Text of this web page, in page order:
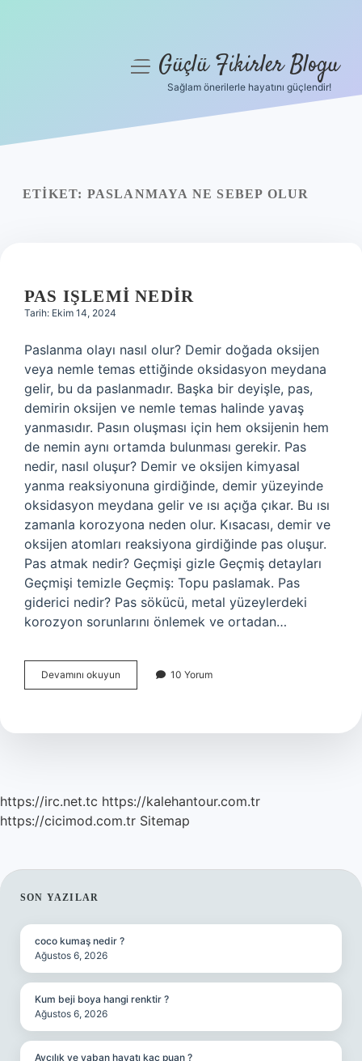
Yasal Uyarı
menüyüGüçlü Fikirler Blogu
Sağlam önerilerle hayatını güçlendir!
ETIKET: PASLANMAYA NE SEBEP OLUR
PAS IŞLEMI NEDIR
Tarih: Ekim 14, 2024
Paslanma olayı nasıl olur? Demir doğada oksijen
veya nemle temas ettiğinde oksidasyon meydana
gelir, bu da paslanmadır. Başka bir deyişle, pas,
demirin oksijen ve nemle temas halinde yavaş
yanmasıdır. Pasın oluşması için hem oksijenin hem
de nemin aynı ortamda bulunması gerekir. Pas
nedir, nasıl oluşur? Demir ve oksijen kimyasal
yanma reaksiyonuna girdiğinde, demir yüzeyinde
oksidasyon meydana gelir ve ısı açığa çıkar. Bu ısı
zamanla korozyona neden olur. Kısacası, demir ve
oksijen atomları reaksiyona girdiğinde pas oluşur.
Pas atmak nedir? Geçmişi gizle Geçmiş detayları
Geçmişi temizle Geçmiş: Topu paslamak. Pas
giderici nedir? Pas sökücü, metal yüzeylerdeki
korozyon sorunlarını önlemek ve ortadan…
Devamını okuyun
Işlemi
10 Yorum
https://irc.net.tc https://kalehantour.com.tr
https://cicimod.com.tr Sitemap
SIDEBAR
SON YAZILAR
coco kumaş nedir ?
Ağustos 6, 2026
Kum beji boya hangi renktir ?
Ağustos 6, 2026
Avcılık ve yaban hayatı kaç puan ?